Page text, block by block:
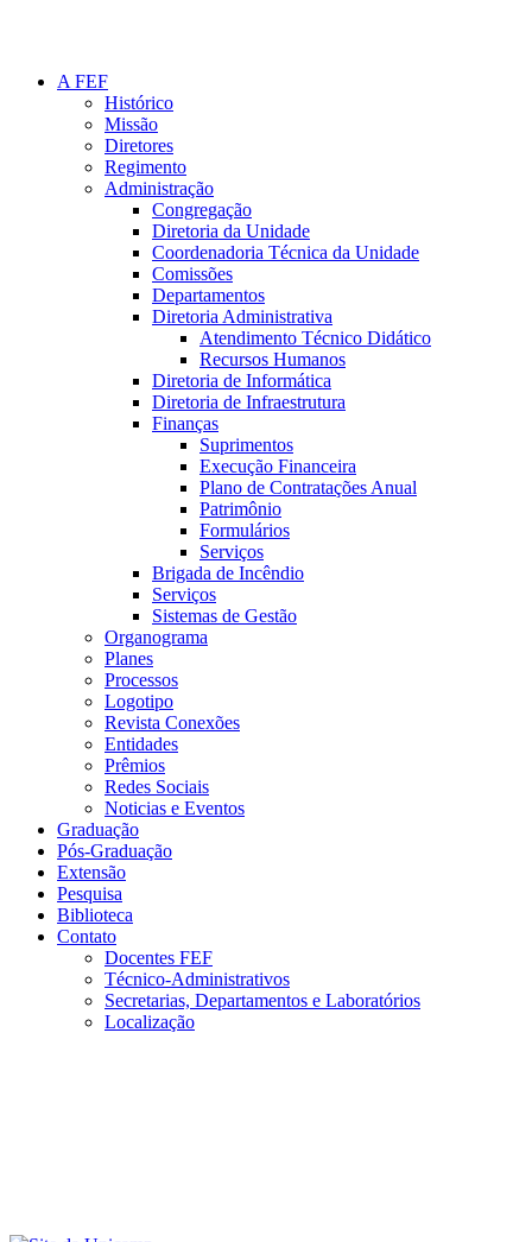
A FEF
Histórico
Missão
Diretores
Regimento
Administração
Congregação
Diretoria da Unidade
Coordenadoria Técnica da Unidade
Comissões
Departamentos
Diretoria Administrativa
Atendimento Técnico Didático
Recursos Humanos
Diretoria de Informática
Diretoria de Infraestrutura
Finanças
Suprimentos
Execução Financeira
Plano de Contratações Anual
Patrimônio
Formulários
Serviços
Brigada de Incêndio
Serviços
Sistemas de Gestão
Organograma
Planes
Processos
Logotipo
Revista Conexões
Entidades
Prêmios
Redes Sociais
Noticias e Eventos
Graduação
Pós-Graduação
Extensão
Pesquisa
Biblioteca
Contato
Docentes FEF
Técnico-Administrativos
Secretarias, Departamentos e Laboratórios
Localização